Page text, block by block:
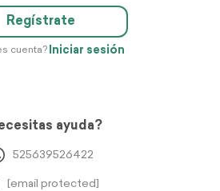
Regístrate
cuenta? Iniciar sesión
ayuda?
525639526422
[email protected]